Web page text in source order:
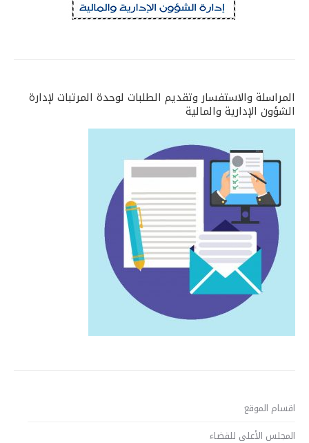
المراسلة والاستفسار وتقديم الطلبات لوحدة المرتبات لإدارة
الشؤون الإدارية والمالية
اقسام الموقع
المجلس الأعلى للقضاء